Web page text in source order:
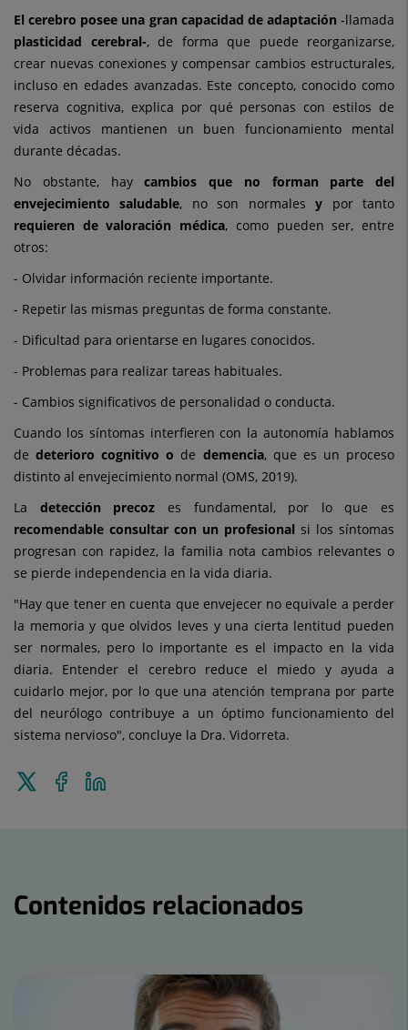
El cerebro posee una gran capacidad de adaptación -llamada
plasticidad cerebral-, de forma que puede reorganizarse,
crear nuevas conexiones y compensar cambios estructurales,
incluso en edades avanzadas. Este concepto, conocido como
reserva cognitiva, explica por qué personas con estilos de
vida activos mantienen un buen funcionamiento mental
durante décadas.
No obstante, haycambios que no forman parte del
envejecimiento saludable, no son normalesy por tanto
requieren de valoración médica, como pueden ser, entre
otros:
- Olvidar información reciente importante.
- Repetir las mismas preguntas de forma constante.
- Dificultad para orientarse en lugares conocidos.
- Problemas para realizar tareas habituales.
- Cambios significativos de personalidad o conducta.
Cuando los síntomas interfieren con la autonomía hablamos
dedeterioro cognitivo o de demencia, que es un proceso
distinto al envejecimiento normal (OMS, 2019).
La detección precoz es fundamental, por lo que es
recomendable consultar con un profesional si los síntomas
progresan con rapidez, la familia nota cambios relevantes o
se pierde independencia en la vida diaria.
"Hay que tener en cuenta que envejecer no equivale a perder
la memoria y que olvidos leves y una cierta lentitud pueden
ser normales, pero lo importante es el impacto en la vida
diaria. Entender el cerebro reduce el miedo y ayuda a
cuidarlo mejor, por lo que una atención temprana por parte
del neurólogo contribuye a un óptimo funcionamiento del
sistema nervioso", concluye la Dra. Vidorreta.
Enviar
Compartir
en
Contenidos relacionados